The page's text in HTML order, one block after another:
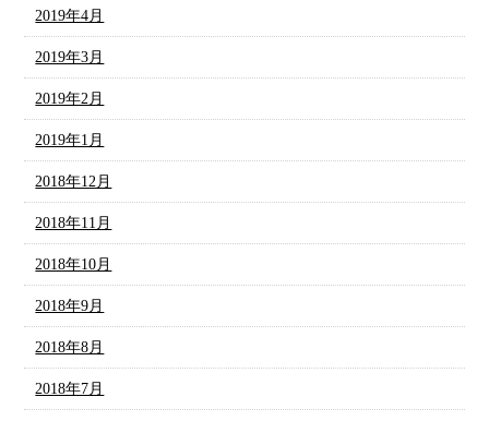
2019年4月
2019年3月
2019年2月
2019年1月
2018年12月
2018年11月
2018年10月
2018年9月
2018年8月
2018年7月